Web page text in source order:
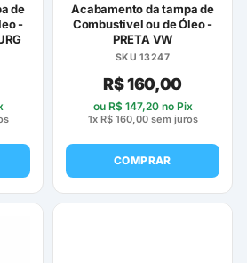
de
-
Acabamento da tampa de
Combustível ou de Óleo -
PRETA VW
SKU 13247
R$160,00
ou R$147,20no Pix
1x R$160,00sem juros
COMPRAR